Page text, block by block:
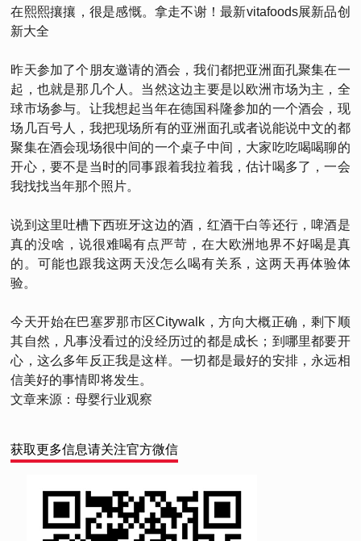
在熙熙攘攘，很是感慨。拿走不谢！最新vitafoods展新品创
新大全
昨天参加了个朋友邀请的酒会，我们都把亚洲面孔聚集在一
起，也就是那几个人。当然这边主要是以欧洲市场为主，全
球市场参与。让我想起当年在德国科隆参加的一个酒会，现
场几百号人，我把现场所有的亚洲面孔或者说能说中文的都
聚集在酒会现场很中间的一个桌子中间，大家吃吃喝喝聊的
开心，要不是当时的同事跟着我拉着我，估计喝多了，一会
我找找当年那个照片。
说到这里吐槽下西班牙这边的酒，红酒干白等还行，啤酒是
真的没啥，说很难喝有点严苛，在大欧洲地界不好喝是真
的。可能也跟我这两天没怎么喝有关系，这两天再体验体
验。
今天开始在巴塞罗那市区Citywalk，方向大概正确，剩下顺
其自然，凡事没看过的没经历过的都是成长；到哪里都要开
心，这么多年反正我是这样。一切都是最好的安排，永远相
信美好的事情即将发生。
文章来源：母婴行业观察
获取更多信息请关注官方微信